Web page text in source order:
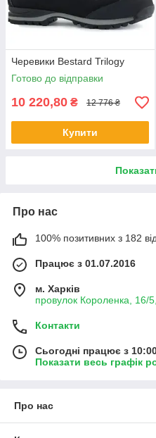
Черевики Bestard Trilogy
Готово до відправки
10 220,80 ₴ 12 776 ₴
Купити
Про нас
100% позитивних з 182
Працює з 01.07.2016
м. Харків
провулок Короленка, 16/
Контакти
Сьогодні працює з
Показати весь графік
Про нас